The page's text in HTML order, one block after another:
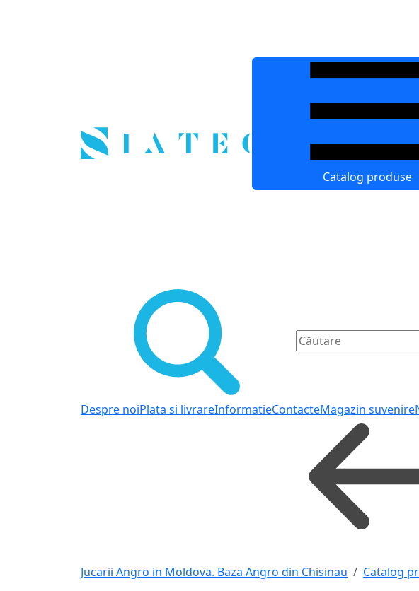
Catalog produse
Despre noiPlata si livrareInformatieContacteMagazin suvenire
Jucarii Angro in Moldova. Baza Angro din Chisinau Catalog